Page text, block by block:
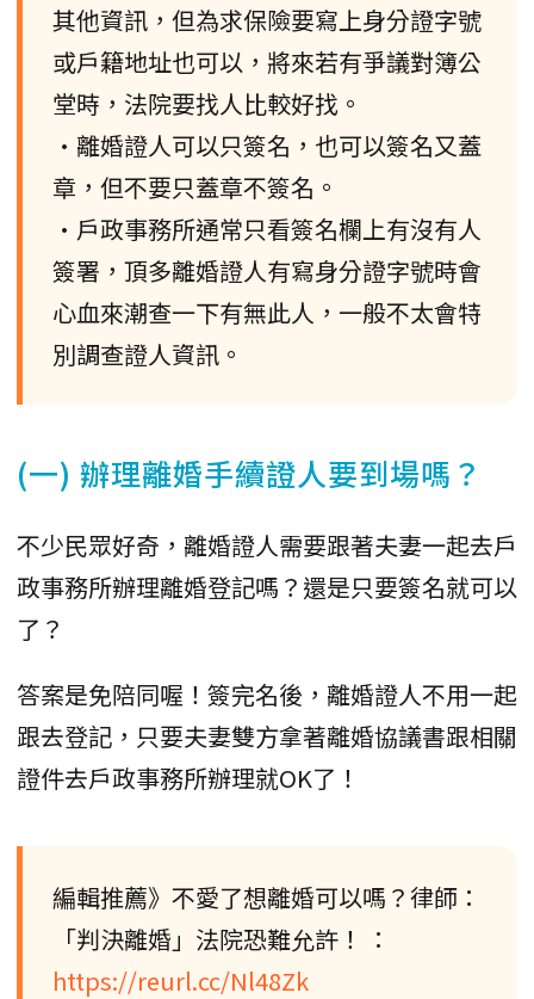
其他資訊，但為求保險要寫上身分證字號
或戶籍地址也可以，將來若有爭議對簿公
堂時，法院要找人比較好找。
•離婚證人可以只簽名，也可以簽名又蓋
章，但不要只蓋章不簽名。
•戶政事務所通常只看簽名欄上有沒有人
簽署，頂多離婚證人有寫身分證字號時會
心血來潮查一下有無此人，一般不太會特
別調查證人資訊。
(一) 辦理離婚手續證人要到場嗎？
不少民眾好奇，離婚證人需要跟著夫妻一起去戶
政事務所辦理離婚登記嗎？還是只要簽名就可以
了？
答案是免陪同喔！簽完名後，離婚證人不用一起
跟去登記，只要夫妻雙方拿著離婚協議書跟相關
證件去戶政事務所辦理就OK了！
編輯推薦》不愛了想離婚可以嗎？律師：
「判決離婚」法院恐難允許！ ：
https://reurl.cc/Nl48Zk